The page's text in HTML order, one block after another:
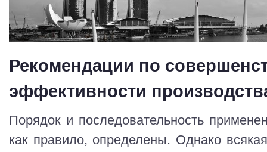
Рекомендации по
эффективности
Порядок и последовательность
как правило, определены. Однако